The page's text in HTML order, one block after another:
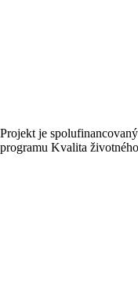
Projekt je
programu Kvalita